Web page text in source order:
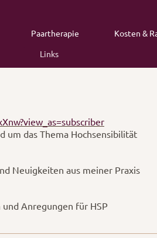
Paartherapie Kosten &
Links
um das Thema Hochsensibilität
Neuigkeiten aus meiner Praxis
Anregungen für HSP